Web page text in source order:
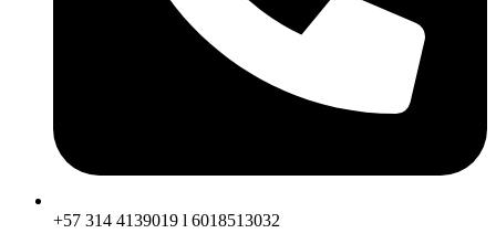
+57 314 4139019 l 6018513032